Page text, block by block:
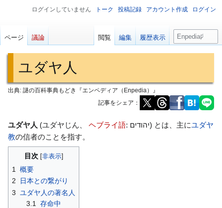
ユダヤ人
出典: 謎の百科事典もどき『エンペディア（Enpedia）』
記事をシェア：
ナ
ビ
ゲ
シ
ョ
ン
検
索
に
動
ユダヤ人 (ユダヤじん、 ヘブライ語 : יהודים) とは、主にユダヤ
教の信者のことを指す。
目次
1
概要
2
日本との繋がり
3 ユダヤ人の著名人
3.1
存命中
ログインしていません トーク 投稿記録 アカウント作成 ログイン
ページ 議論 閲覧 編集 履歴表示
検
索